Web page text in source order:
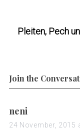
Pleiten, Pech
Join the
s
a
neni
24 November, 2015